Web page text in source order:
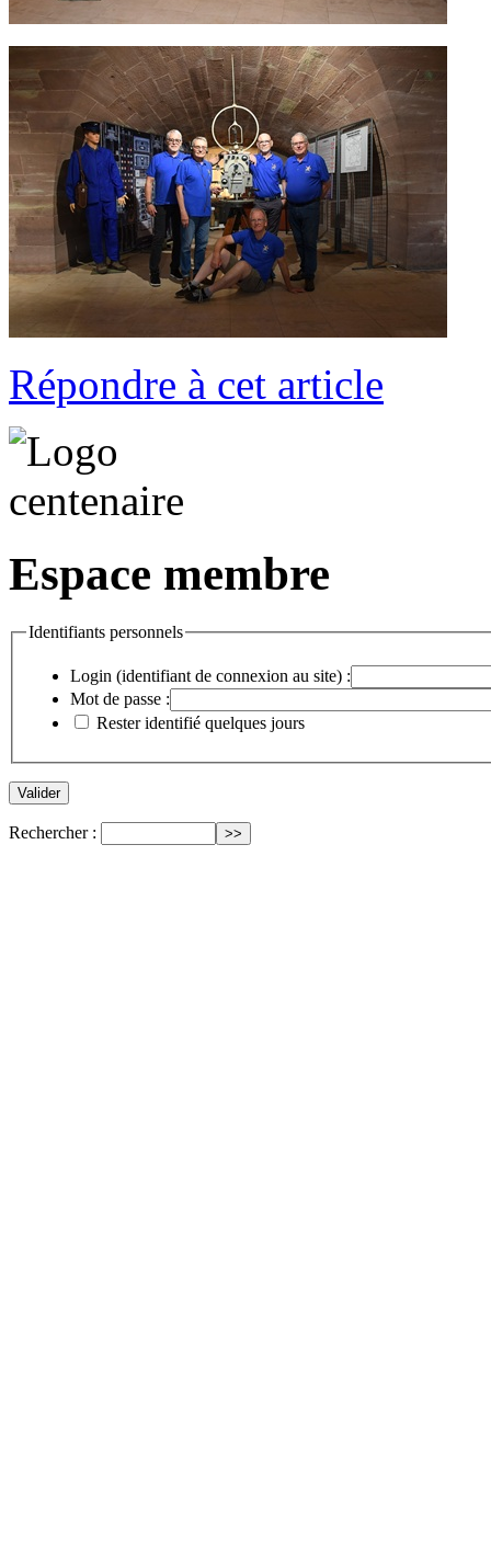
Répondre à cet article
Espace membre
Identifiants personnels
Login (identifiant de connexion au site) :
Mot de passe :
Rester identifié quelques jours
Rechercher :